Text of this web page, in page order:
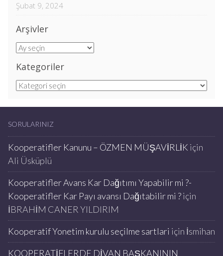
Şubat 9, 2024
Arşivler
Arşivler
Kategoriler
Kategoriler
SORULARINIZ
Kooperatifler Kanunu – ÖZMEN MÜŞAVİRLİK için
Ali Üsküplü
Kooperatifler Avans Kar Dağıtımı Yapabilir mi ?-
Kooperatifler Kar Payı avansı Dağıtabilir mi ?için
İBRAHİM CANER YILDIRIM
Kooperatif Yonetim kurulu seçilme sartlari için İsmihan
KOOPERATİFLERDE DİVAN BAŞKANININ